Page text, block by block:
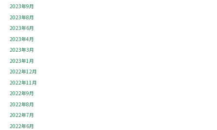
2023年9月
2023年8月
2023年6月
2023年4月
2023年3月
2023年1月
2022年12月
2022年11月
2022年9月
2022年8月
2022年7月
2022年6月